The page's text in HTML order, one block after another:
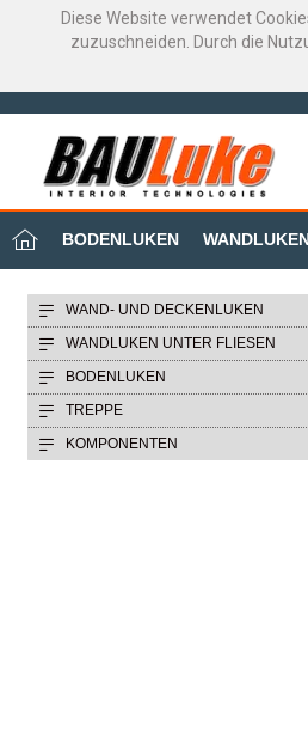
Diese Website verwendet
zuzuschneiden. Durch die
BODENLUKEN
WAND- UND DECKENLUKEN
WANDLUKEN UNTER FLIESEN
BODENLUKEN
TREPPE
KOMPONENTEN